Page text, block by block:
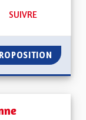
52 ABONNÉS
SUIVRE
LIGNE